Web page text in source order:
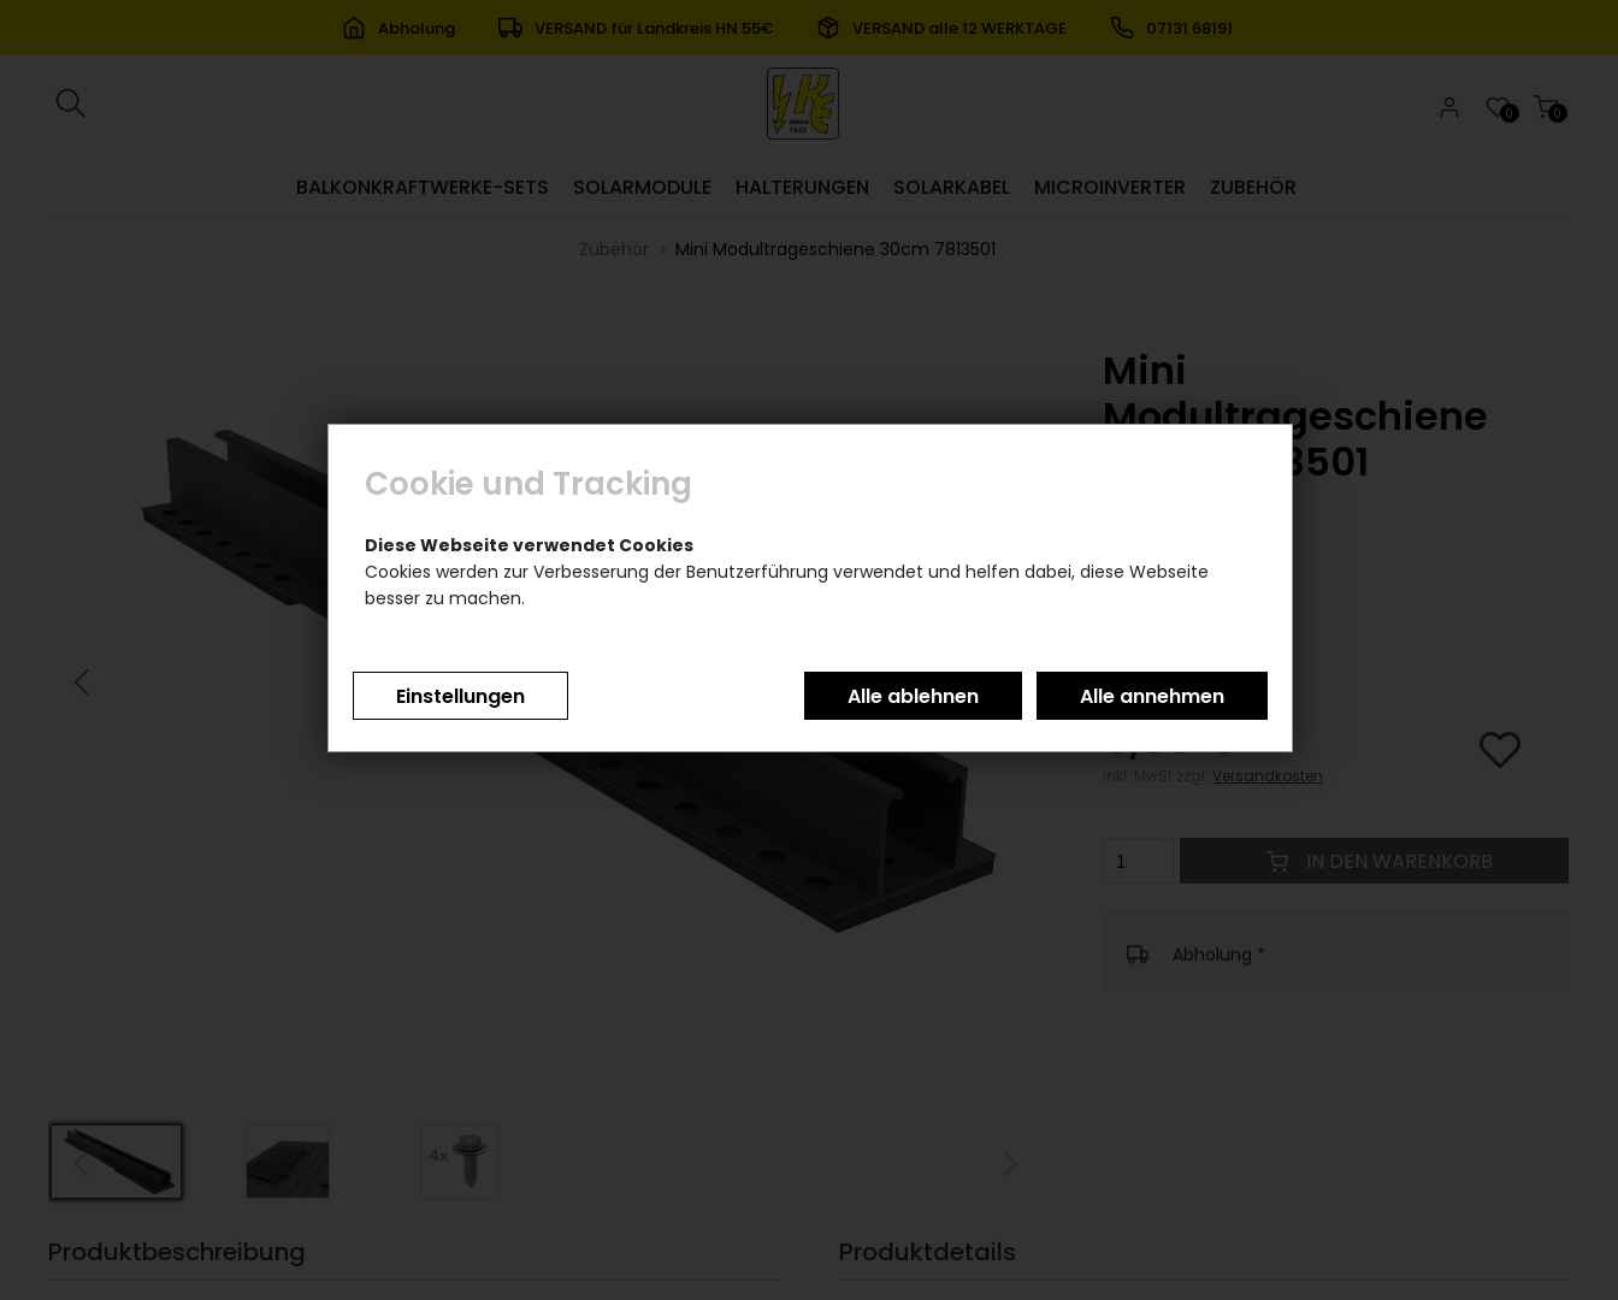
Abholung VERSAND für Landkreis HN 55€ VERSAND alle 12 WERKTAGE 07131 68191
0
0
BALKONKRAFTWERKE-SETS SOLARMODULE HALTERUNGEN SOLARKABEL MICROINVERTER ZUBEHÖR
Zubehör Mini Modultrageschiene 30cm 7813501
Mini
Modultrageschiene
30cm 7813501
3,95 €
Versandkosten
IN DEN WARENKORB
Abholung *
Produktbeschreibung Produktdetails
Cookie und Tracking
Diese Webseite verwendet Cookies
Cookies werden zur Verbesserung der Benutzerführung verwendet und helfen dabei, diese Webseite
besser zu machen.
Einstellungen